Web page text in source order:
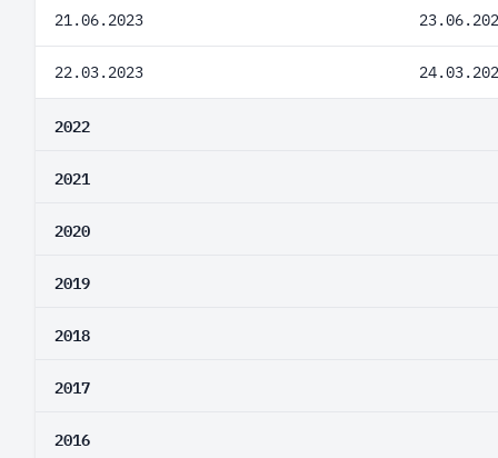
21.06.2023
22.03.2023
2022
2021
2020
2019
2018
2017
2016